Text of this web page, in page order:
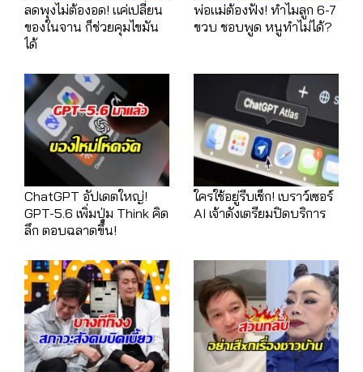
ลดพุงไม่ต้องอด! แค่เปลี่ยน
ของในจาน ก็ช่วยคุมไขมัน
ได้
พ่อแม่ต้องฟัง! ทำไมลูก 6-7
ขวบ ชอบพูด หนูทำไม่ได้?
ChatGPT อัปเดตใหญ่!
GPT-5.6 เพิ่มปุ่ม Think คิด
ลึก ตอบฉลาดขึ้น!
ใครใช้อยู่รีบเช็ก! เบราว์เซอร์
AI เจ้าดังเตรียมปิดบริการ